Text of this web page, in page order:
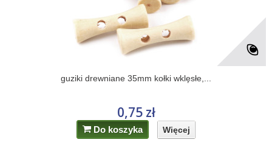
guziki drewniane 35mm kołki wklęsłe,...
0,75 zł
Do koszyka Więcej